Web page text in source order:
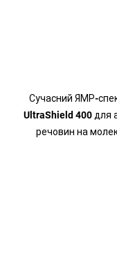
Сучасний ЯМР-
UltraShield 400 для
речовин на